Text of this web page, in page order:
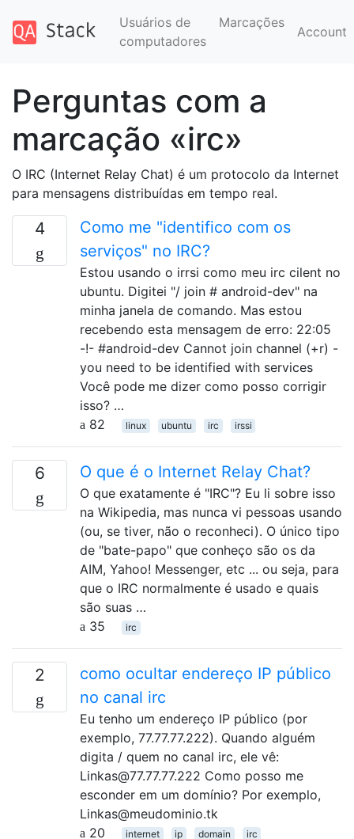
Usuários de
computadores
Marcações
Account
Perguntas com a
marcação «irc»
O IRC (Internet Relay Chat) é um protocolo da Internet
para mensagens distribuídas em tempo real.
4
Como me "identifico com os
serviços" no IRC?
Estou usando o irrsi como meu irc cilent no
ubuntu. Digitei "/ join # android-dev" na
minha janela de comando. Mas estou
recebendo esta mensagem de erro: 22:05
-!- #android-dev Cannot join channel (+r) -
you need to be identified with services
Você pode me dizer como posso corrigir
isso? …
82
linux ubuntu irc irssi
6 O que é o Internet Relay Chat?
O que exatamente é "IRC"? Eu li sobre isso
na Wikipedia, mas nunca vi pessoas usando
(ou, se tiver, não o reconheci). O único tipo
de "bate-papo" que conheço são os da
AIM, Yahoo! Messenger, etc ... ou seja, para
que o IRC normalmente é usado e quais
são suas …
35
irc
2
como ocultar endereço IP público
no canal irc
Eu tenho um endereço IP público (por
exemplo, 77.77.77.222). Quando alguém
digita / quem no canal irc, ele vê:
Linkas@77.77.77.222 Como posso me
esconder em um domínio? Por exemplo,
Linkas@meudominio.tk
20
internet ip domain irc